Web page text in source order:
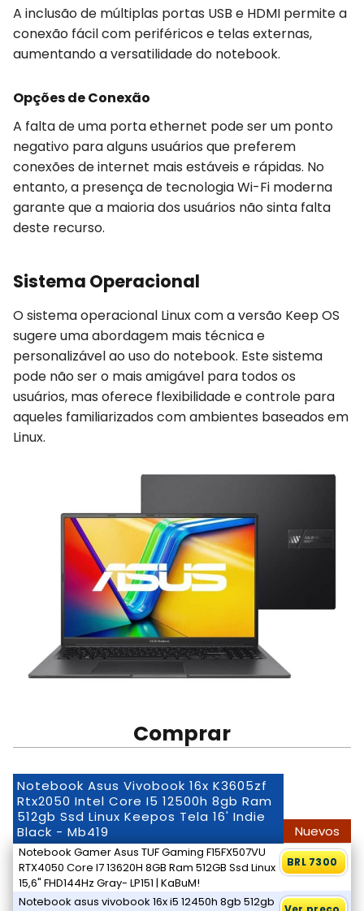
A inclusão de múltiplas portas USB e HDMI permite a
conexão fácil com periféricos e telas externas,
aumentando a versatilidade do notebook.
Opções de Conexão
A falta de uma porta ethernet pode ser um ponto
negativo para alguns usuários que preferem
conexões de internet mais estáveis e rápidas. No
entanto, a presença de tecnologia Wi-Fi moderna
garante que a maioria dos usuários não sinta falta
deste recurso.
Sistema Operacional
O sistema operacional Linux com a versão Keep OS
sugere uma abordagem mais técnica e
personalizável ao uso do notebook. Este sistema
pode não ser o mais amigável para todos os
usuários, mas oferece flexibilidade e controle para
aqueles familiarizados com ambientes baseados em
Linux.
Comprar
Notebook Asus Vivobook 16x K3605zf
Rtx2050 Intel Core I5 12500h 8gb Ram
512gb Ssd Linux Keepos Tela 16' Indie
Black - Mb419
Nuevos
Notebook Gamer Asus TUF Gaming F15FX507VU
RTX4050 Core I7 13620H 8GB Ram 512GB Ssd Linux
15,6" FHD144Hz Gray- LP151 | KaBuM!
BRL 7300
Notebook asus vivobook 16x i5 12450h 8gb 512gb